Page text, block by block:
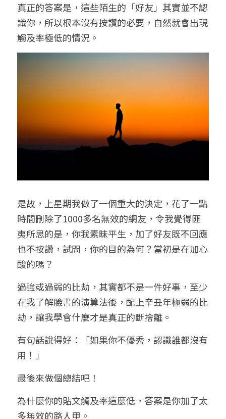
真正的答案是，這些陌生的「好友」其實並不認
識你，所以根本沒有按讚的必要，自然就會出現
觸及率極低的情況。
是故，上星期我做了一個重大的決定，花了一點
時間刪除了1000多名無效的網友，令我覺得匪
夷所思的是，你我素昧平生，加了好友既不回應
也不按讚，試問，你的目的為何？當初是在加心
酸的嗎？
過強或過弱的比劫，其實都不是一件好事，至少
在我了解臉書的演算法後，配上辛丑年極弱的比
劫，讓我學會什麼才是真正的斷捨離。
有句話說得好：「如果你不優秀，認識誰都沒有
用！」
最後來做個總結吧！
為什麼你的貼文觸及率這麼低，答案是你加了太
多無效的路人甲。